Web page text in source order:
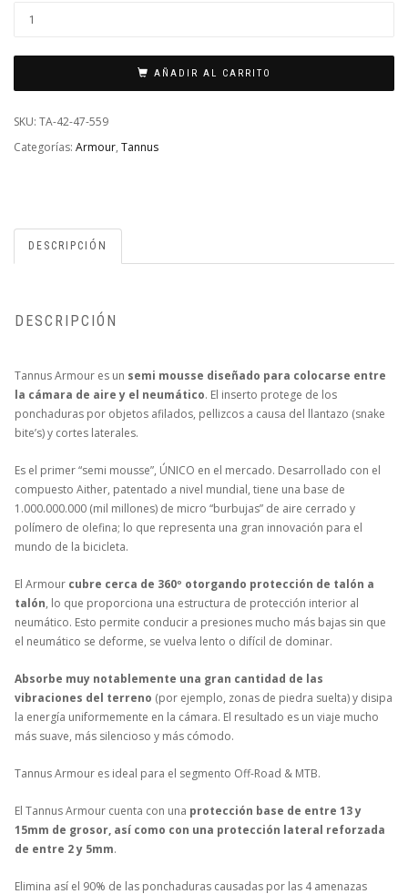
TANNUS
1.9
CANTIDAD
AÑADIR AL CARRITO
SKU: TA-42-47-559
Categorías: Armour, Tannus
DESCRIPCIÓN
DESCRIPCIÓN
Tannus Armour es un semi mousse diseñado para colocarse entre
la cámara de aire y el neumático. El inserto protege de los
ponchaduras por objetos afilados, pellizcos a causa del llantazo (snake
bite’s) y cortes laterales.
Es el primer “semi mousse”, ÚNICO en el mercado. Desarrollado con el
compuesto Aither, patentado a nivel mundial, tiene una base de
1.000.000.000 (mil millones) de micro “burbujas” de aire cerrado y
polímero de olefina; lo que representa una gran innovación para el
mundo de la bicicleta.
El Armour cubre cerca de 360º otorgando protección de talón a
talón, lo que proporciona una estructura de protección interior al
neumático. Esto permite conducir a presiones mucho más bajas sin que
el neumático se deforme, se vuelva lento o difícil de dominar.
Absorbe muy notablemente una gran cantidad de las
vibraciones del terreno (por ejemplo, zonas de piedra suelta) y disipa
la energía uniformemente en la cámara. El resultado es un viaje mucho
más suave, más silencioso y más cómodo.
Tannus Armour es ideal para el segmento Off-Road & MTB.
El Tannus Armour cuenta con una protección base de entre 13 y
15mm de grosor, así como con una protección lateral reforzada
de entre 2 y 5mm.
Elimina así el 90% de las ponchaduras causadas por las 4 amenazas